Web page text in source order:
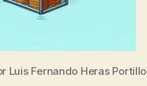
Luis Fernando Heras Portillo